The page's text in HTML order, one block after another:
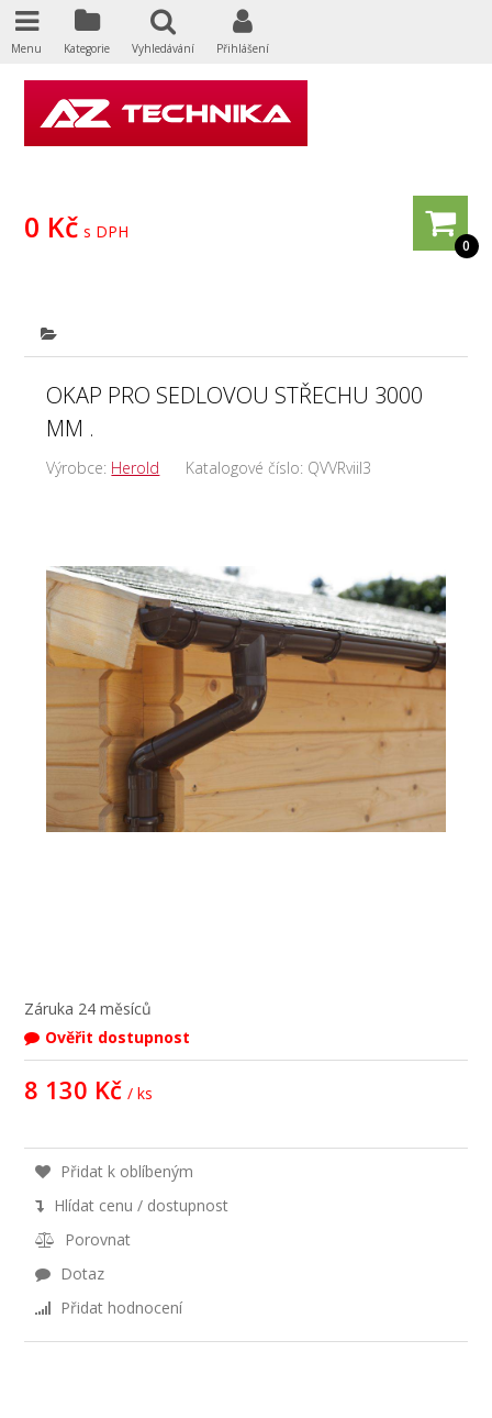
0
0 Kč s DPH
OKAP PRO SEDLOVOU STŘECHU 3000
MM .
Výrobce: Herold Katalogové číslo: QVVRviil3
Záruka 24 měsíců
Ověřit dostupnost
8 130 Kč / ks
Přidat k oblíbeným
Hlídat cenu / dostupnost
Porovnat
Dotaz
Přidat hodnocení
Menu Kategorie Vyhledávání Přihlášení